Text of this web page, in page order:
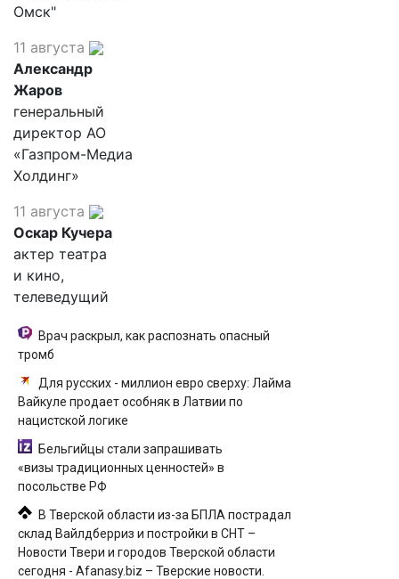
Омск"
11 августа
Александр
Жаров
генеральный
директор АО
«Газпром-Медиа
Холдинг»
11 августа
Оскар Кучера
актер театра
и кино,
телеведущий
Врач раскрыл, как распознать опасный
тромб
Для русских - миллион евро сверху: Лайма
Вайкуле продает особняк в Латвии по
нацистской логике
Бельгийцы стали запрашивать
«визы традиционных ценностей» в
посольстве РФ
В Тверской области из-за БПЛА пострадал
склад Вайлдберриз и постройки в СНТ –
Новости Твери и городов Тверской области
сегодня - Afanasy.biz – Тверские новости.